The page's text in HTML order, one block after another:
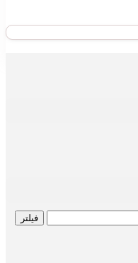
فیلتر